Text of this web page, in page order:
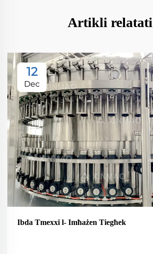
Artikli relatati
12
Dec
Ibda Tmexxi l- Imħażen Tiegħek